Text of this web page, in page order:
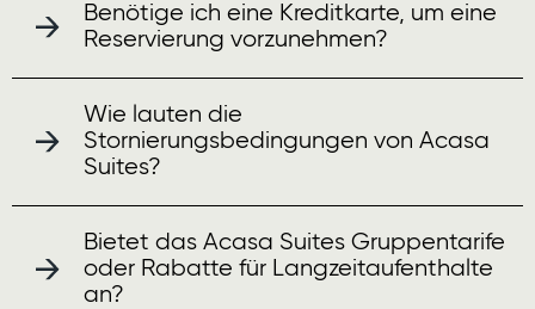
Benötige ich eine Kreditkarte, um eine
Reservierung vorzunehmen?
Wie lauten die
Stornierungsbedingungen von Acasa
Suites?
Bietet das Acasa Suites Gruppentarife
oder Rabatte für Langzeitaufenthalte
an?